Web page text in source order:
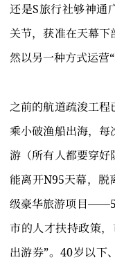
还是S旅行社够神通
关节，获准在天幕
然以另一种方式运营“
之前的航道疏浚工
乘小破渔船出海，
游（所有人都要穿
能离开N95天幕，脱
级豪华旅游项目
市的人才扶持政策
出游券”。40岁以下